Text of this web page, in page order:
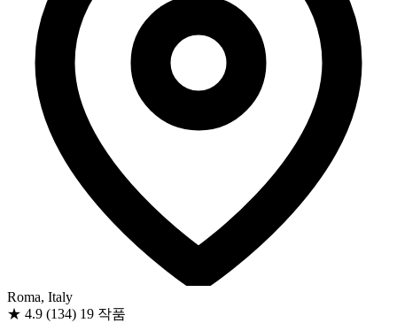
Roma, Italy
★ 4.9 (134) 19 작품